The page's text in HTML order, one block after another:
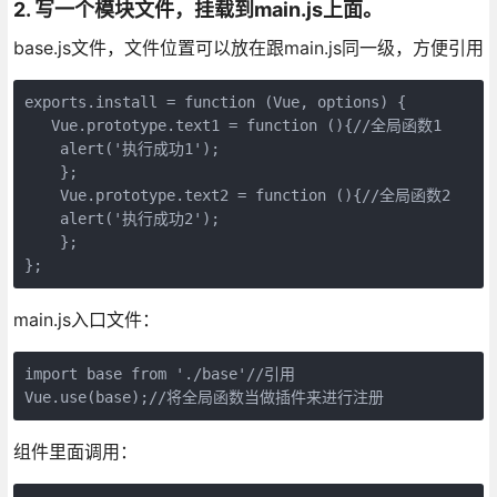
2. 写一个模块文件，挂载到main.js上面。
base.js文件，文件位置可以放在跟main.js同一级，方便引用
exports.install = function (Vue, options) {
   Vue.prototype.text1 = function (){//全局函数1
    alert('执行成功1');
    };
    Vue.prototype.text2 = function (){//全局函数2
    alert('执行成功2');
    };
};
main.js入口文件：
import base from './base'//引用
Vue.use(base);//将全局函数当做插件来进行注册
组件里面调用：